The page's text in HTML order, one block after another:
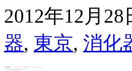
2012年12月
器, 東京, 消化